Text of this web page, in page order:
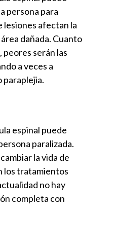
persona para
lesiones afectan la
dañada. Cuanto
peores serán las
a veces a
paraplejia.
espinal puede
paralizada.
la vida de
los tratamientos
no hay
completa con